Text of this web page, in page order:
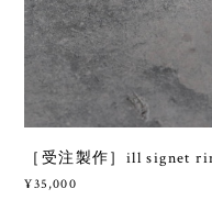
［受注製作］ill signet
¥35,000